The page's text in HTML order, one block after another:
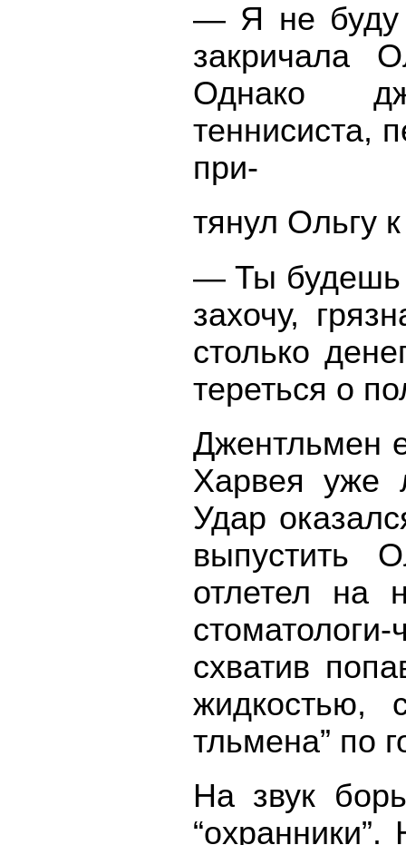
— Я не буду
закричала
Однако
теннисиста,
при-
тянул Ольгу
— Ты будешь
захочу,
столько
тереться о
Джентльмен
Харвея уже
Удар
выпустить
отлетел на
схватив
жидкостью,
тльмена” по
На звук